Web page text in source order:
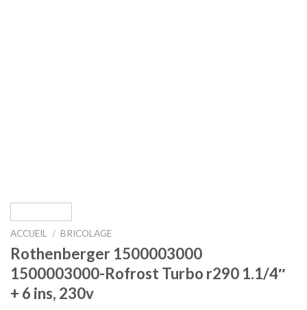
ACCUEIL / BRICOLAGE
Rothenberger 1500003000
1500003000-Rofrost Turbo r290 1.1/4″
+ 6 ins, 230v